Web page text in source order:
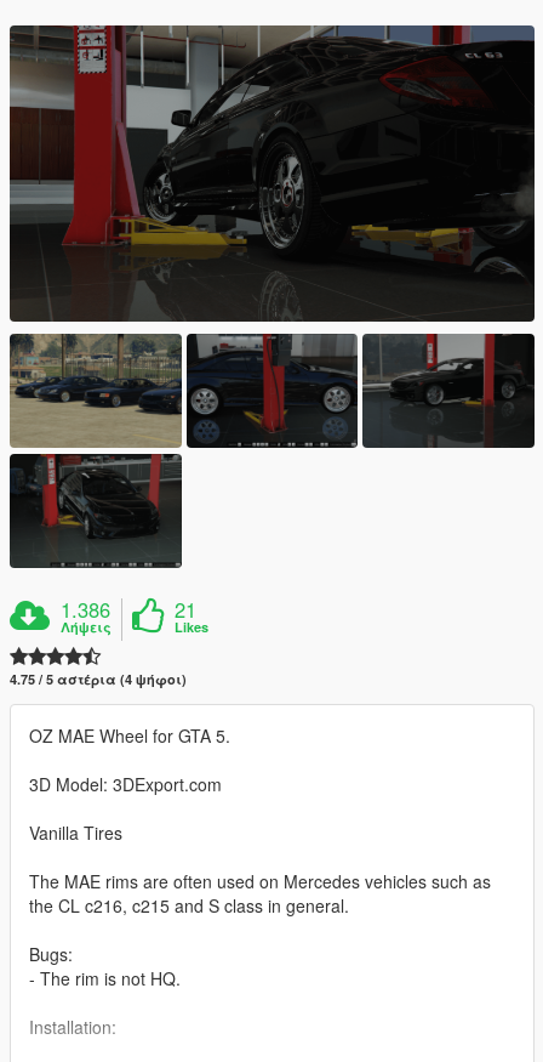
1.386
Λήψεις
21
Likes
4.75 / 5 αστέρια (4 ψήφοι)
OZ MAE Wheel for GTA 5.
3D Model: 3DExport.com
Vanilla Tires
The MAE rims are often used on Mercedes vehicles such as
the CL c216, c215 and S class in general.
Bugs:
- The rim is not HQ.
Installation: